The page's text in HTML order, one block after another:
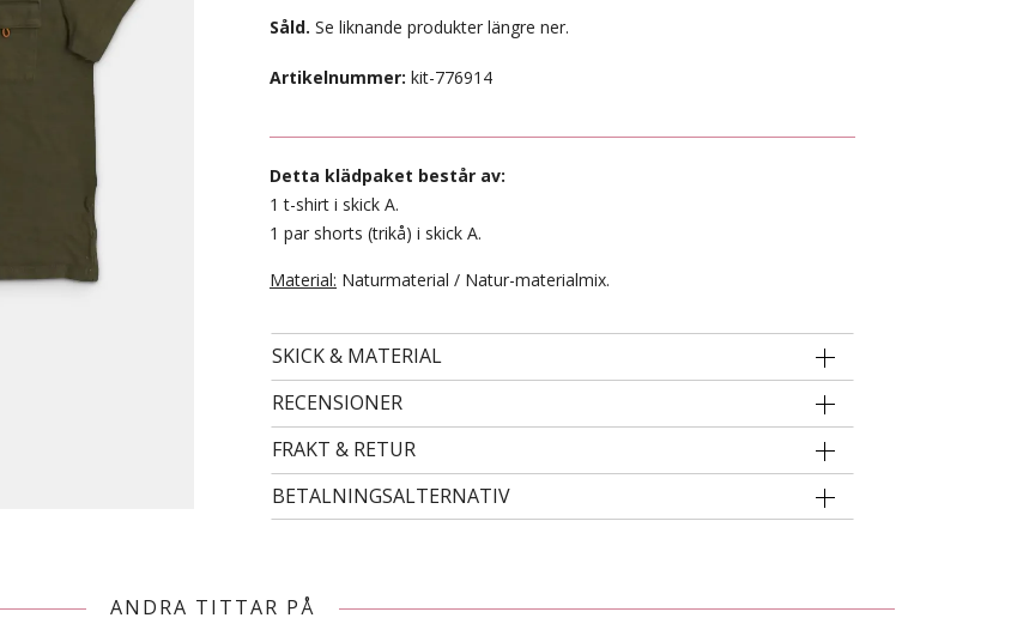
- STORLEK 24 -
Såld. Se liknande produkter längre ner.
Artikelnummer: kit-776914
Detta klädpaket består av:
1 t-shirt i skick A.
1 par shorts (trikå) i skick A.
Material: Naturmaterial / Natur-materialmix.
SKICK & MATERIAL
RECENSIONER
FRAKT & RETUR
BETALNINGSALTERNATIV
ANDRA TITTAR PÅ